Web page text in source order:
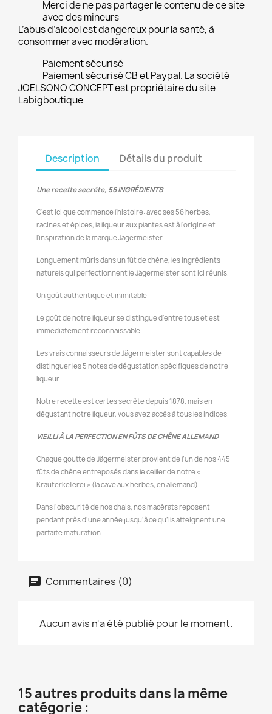
Merci de ne pas partager le contenu de ce site
avec des mineurs
L’abus d’alcool est dangereux pour la santé, à
consommer avec modération.
Paiement sécurisé
Paiement sécurisé CB et Paypal. La société
JOELSONO CONCEPT est propriétaire du site
Labigboutique
Description Détails du produit
Une recette secrète, 56 INGRÉDIENTS
C'est ici que commence l'histoire: avec ses 56 herbes,
racines et épices, la liqueur aux plantes est à l'origine et
l'inspiration de la marque Jägermeister.
Longuement mûris dans un fût de chêne, les ingrédients
naturels qui perfectionnent le Jägermeister sont ici réunis.
Un goût authentique et inimitable
Le goût de notre liqueur se distingue d'entre tous et est
immédiatement reconnaissable.
Les vrais connaisseurs de Jägermeister sont capables de
distinguer les 5 notes de dégustation spécifiques de notre
liqueur.
Notre recette est certes secrète depuis 1878, mais en
dégustant notre liqueur, vous avez accès à tous les indices.
VIEILLI À LA PERFECTION EN FÛTS DE CHÊNE ALLEMAND
Chaque goutte de Jägermeister provient de l’un de nos 445
fûts de chêne entreposés dans le cellier de notre «
Kräuterkellerei » (la cave aux herbes, en allemand).
Dans l’obscurité de nos chais, nos macérats reposent
pendant près d’une année jusqu’à ce qu’ils atteignent une
parfaite maturation.
Commentaires (0)
Aucun avis n'a été publié pour le moment.
15 autres produits dans la même
catégorie :